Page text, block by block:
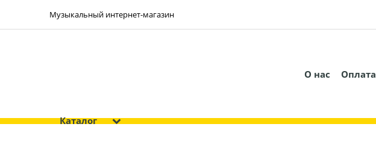
Музыкальный интернет-магазин
О нас Оплата
Каталог